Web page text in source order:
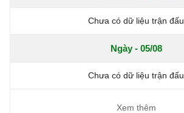
Chưa có dữ liệu trận đấu
Ngày - 05/08
Chưa có dữ liệu trận đấu
Xem thêm